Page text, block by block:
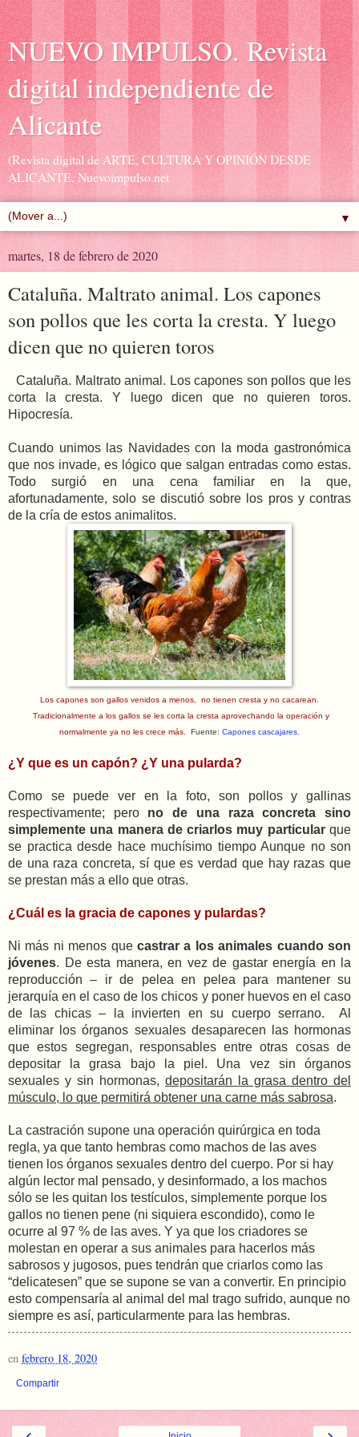
NUEVO IMPULSO. Revista
digital independiente de
Alicante
(Revista digital de ARTE, CULTURA Y OPINIÓN DESDE
ALICANTE. Nuevoimpulso.net
▼
martes, 18 de febrero de 2020
Cataluña. Maltrato animal. Los capones
son pollos que les corta la cresta. Y luego
dicen que no quieren toros
Cataluña. Maltrato animal. Los capones son pollos que les
corta la cresta. Y luego dicen que no quieren toros.
Hipocresía.
Cuando unimos las Navidades con la moda gastronómica
que nos invade, es lógico que salgan entradas como estas.
Todo surgió en una cena familiar en la que,
afortunadamente, solo se discutió sobre los pros y contras
de la cría de estos animalitos.
Los capones son gallos venidos a menos, no tienen cresta y no cacarean.
Tradicionalmente a los gallos se les corta la cresta aprovechando la operación y
normalmente ya no les crece más. Fuente: Capones cascajares.
¿Y que es un capón? ¿Y una pularda?
Como se puede ver en la foto, son pollos y gallinas
respectivamente; pero no de una raza concreta sino
simplemente una manera de criarlos muy particularque
se practica desde hace muchísimo tiempo Aunque no son
de una raza concreta, sí que es verdad que hay razas que
se prestan más a ello que otras.
¿Cuál es la gracia de capones y pulardas?
Ni más ni menos que castrar a los animales cuando son
jóvenes. De esta manera, en vez de gastar energía en la
reproducción – ir de pelea en pelea para mantener su
jerarquía en el caso de los chicos y poner huevos en el caso
de las chicas – la invierten en su cuerpo serrano. Al
eliminar los órganos sexuales desaparecen las hormonas
que estos segregan, responsables entre otras cosas de
depositar la grasa bajo la piel. Una vez sin órganos
sexuales y sin hormonas, depositarán la grasa dentro del
músculo, lo que permitirá obtener una carne más sabrosa.
La castración supone una operación quirúrgica en toda
regla, ya que tanto hembras como machos de las aves
tienen los órganos sexuales dentro del cuerpo. Por si hay
algún lector mal pensado, y desinformado, a los machos
sólo se les quitan los testículos, simplemente porque los
gallos no tienen pene (ni siquiera escondido), como le
ocurre al 97 % de las aves. Y ya que los criadores se
molestan en operar a sus animales para hacerlos más
sabrosos y jugosos, pues tendrán que criarlos como las
“delicatesen” que se supone se van a convertir. En principio
esto compensaría al animal del mal trago sufrido, aunque no
siempre es así, particularmente para las hembras.
en febrero 18, 2020
Compartir